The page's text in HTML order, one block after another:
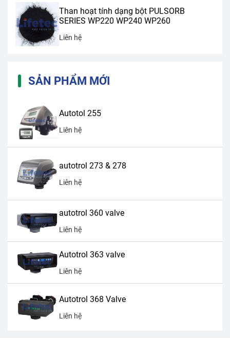
Than hoạt tính dạng bột PULSORB
SERIES WP220 WP240 WP260
Liên hệ
SẢN PHẨM MỚI
Autotol 255
Liên hệ
autotrol 273 & 278
Liên hệ
autotrol 360 valve
Liên hệ
Autotrol 363 valve
Liên hệ
Autotrol 368 Valve
Liên hệ